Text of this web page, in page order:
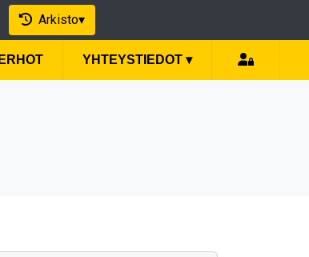
Arkisto▾
YHTEYSTIEDOT ▾